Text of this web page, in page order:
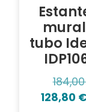
tubo
128,80